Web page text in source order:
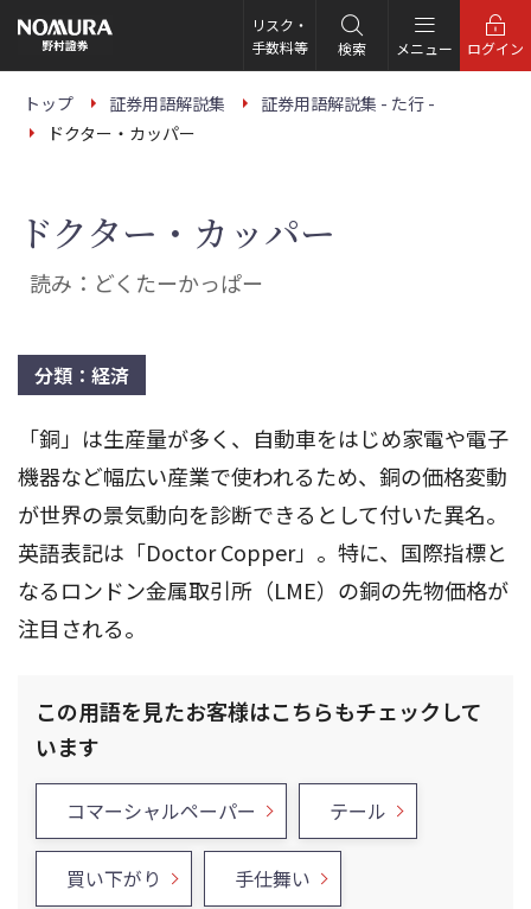
の
ー
リスク・
手数料等
検索 メニュー ログイン
トップ 証券用語解説集
証券用語解説集 - た行 -
ドクター・カッパー
ドクター・カッパー
読み：どくたーかっぱー
分類：経済
「銅」は生産量が多く、自動車をはじめ家電や電子
機器など幅広い産業で使われるため、銅の価格変動
が世界の景気動向を診断できるとして付いた異名。
英語表記は「Doctor Copper」。特に、国際指標と
なるロンドン金属取引所（LME）の銅の先物価格が
注目される。
この用語を見たお客様はこちらもチェックして
います
コマーシャルペーパー テール
買い下がり 手仕舞い